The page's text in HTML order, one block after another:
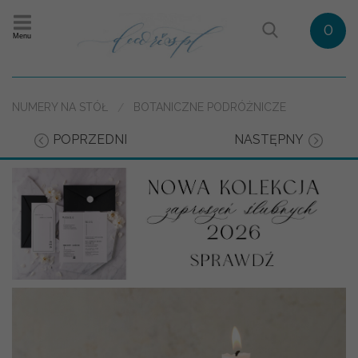
Menu 0
NUMERY NA STÓŁ BOTANICZNE PODRÓŻNICZE
POPRZEDNI NASTĘPNY